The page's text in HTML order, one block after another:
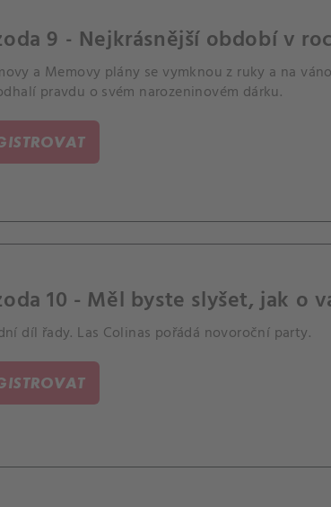
9 - Nejkrásnější období v
a Memovy plány se vymknou z ruky a na
pravdu o svém narozeninovém dárku.
10 - Měl byste slyšet, jak o
díl řady. Las Colinas pořádá novoroční party.